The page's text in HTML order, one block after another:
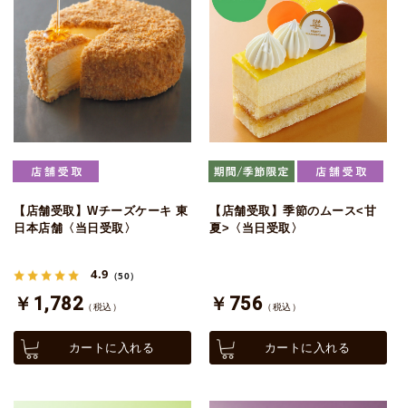
【店舗受取】Wチーズケーキ 東
日本店舗〈当日受取〉
4.9 （50）
￥1,782 （税込）
カートに入れる
【店舗受取】季節のムース<甘
夏>〈当日受取〉
￥756 （税込）
カートに入れる